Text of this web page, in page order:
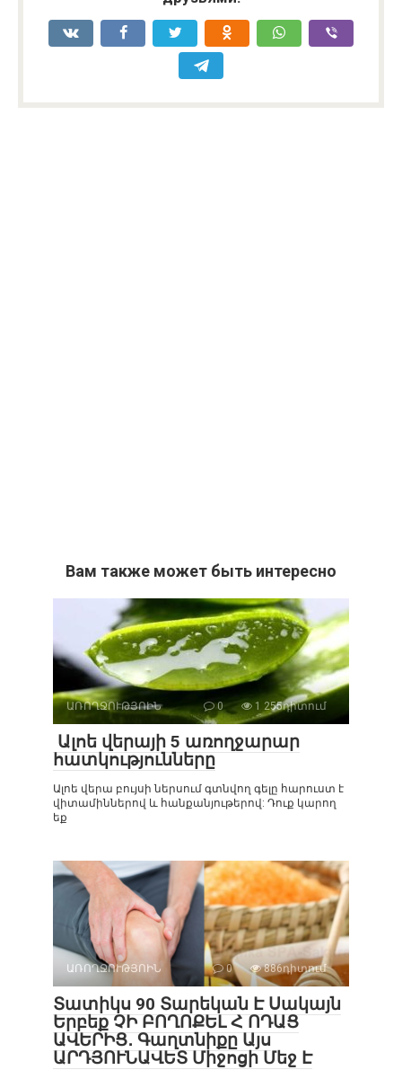
Вам также может быть интересно
ԱՌՈՂՋՈՒԹՅՈԻՆ 0 1 255դիտում
Ալոե վերայի 5 առողջարար
հատկությունները
Ալոե վերա բույսի ներսում գտնվող գելը հարուստ է
վիտամիններով և հանքանյութերով: Դուք կարող
եք
ԱՌՈՂՋՈՒԹՅՈԻՆ 0 886դիտում
Տատիկս 90 Տարեկան Է Սակայն
Երբեք ՉԻ ԲՈՂՈՔԵԼ Հ ՈԴԱՑ
ԱՎԵՐԻՑ․ Գաղտնիքը Այս
ԱՐԴՅՈՒՆԱՎԵՏ Միջոցի Մեջ Է